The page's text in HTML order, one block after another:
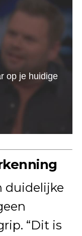
duidelijke
“Dit is